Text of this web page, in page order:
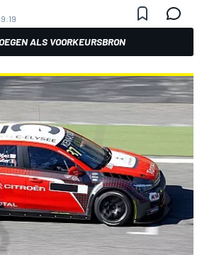
ALS VOORKEURSBRON